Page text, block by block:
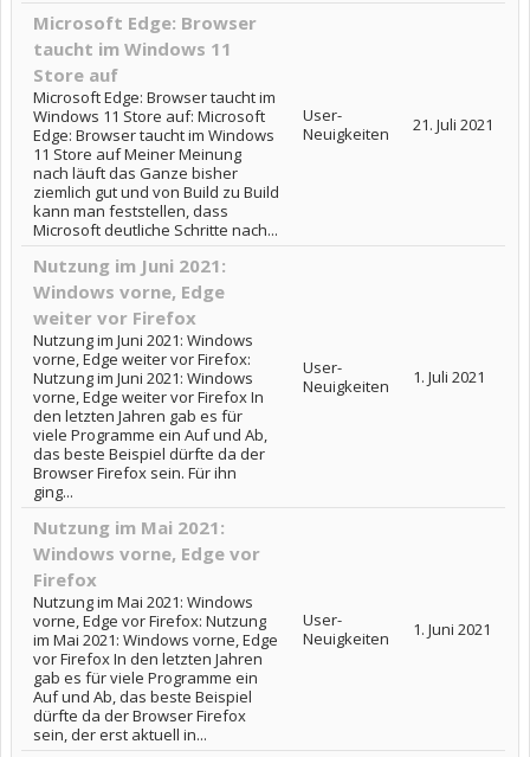
Microsoft Edge: Browser
taucht im Windows 11
Store auf
Microsoft Edge: Browser taucht im
Windows 11 Store auf: Microsoft
Edge: Browser taucht im Windows
11 Store auf Meiner Meinung
nach läuft das Ganze bisher
ziemlich gut und von Build zu Build
kann man feststellen, dass
Microsoft deutliche Schritte nach...
User-
Neuigkeiten
21. Juli 2021
Nutzung im Juni 2021:
Windows vorne, Edge
weiter vor Firefox
Nutzung im Juni 2021: Windows
vorne, Edge weiter vor Firefox:
Nutzung im Juni 2021: Windows
vorne, Edge weiter vor Firefox In
den letzten Jahren gab es für
viele Programme ein Auf und Ab,
das beste Beispiel dürfte da der
Browser Firefox sein. Für ihn
ging...
User-
Neuigkeiten
1. Juli 2021
Nutzung im Mai 2021:
Windows vorne, Edge vor
Firefox
Nutzung im Mai 2021: Windows
vorne, Edge vor Firefox: Nutzung
im Mai 2021: Windows vorne, Edge
vor Firefox In den letzten Jahren
gab es für viele Programme ein
Auf und Ab, das beste Beispiel
dürfte da der Browser Firefox
sein, der erst aktuell in...
User-
Neuigkeiten
1. Juni 2021